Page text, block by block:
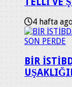
4 hafta
BİR